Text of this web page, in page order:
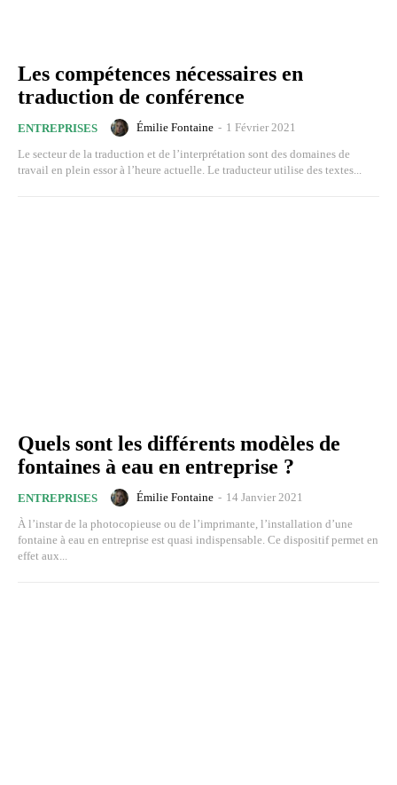
Les compétences nécessaires en
traduction de conférence
ENTREPRISES Émilie Fontaine - 1 Février 2021
Le secteur de la traduction et de l’interprétation sont des domaines de
travail en plein essor à l’heure actuelle. Le traducteur utilise des textes...
Quels sont les différents modèles de
fontaines à eau en entreprise ?
ENTREPRISES Émilie Fontaine - 14 Janvier 2021
À l’instar de la photocopieuse ou de l’imprimante, l’installation d’une
fontaine à eau en entreprise est quasi indispensable. Ce dispositif permet en
effet aux...